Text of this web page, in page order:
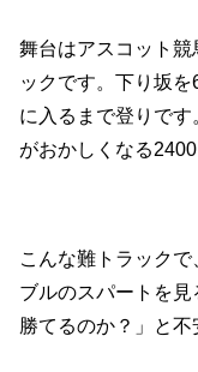
舞台はアスコット
ックです。下り坂
に入るまで登りで
がおかしくなる
こんな難トラック
ブルのスパートを
勝てるのか？」と不